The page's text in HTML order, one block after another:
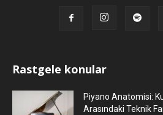
Rastgele konular
Piyano Anatomisi:
Arasındaki Teknik